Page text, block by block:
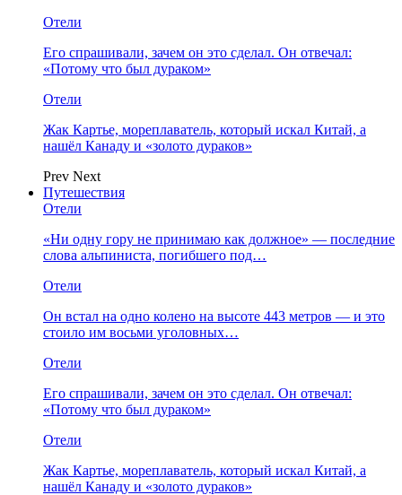
Отели
Его спрашивали, зачем он это сделал. Он отвечал:
«Потому что был дураком»
Отели
Жак Картье, мореплаватель, который искал Китай, а
нашёл Канаду и «золото дураков»
Prev Next
Путешествия
Отели
«Ни одну гору не принимаю как должное» — последние
слова альпиниста, погибшего под…
Отели
Он встал на одно колено на высоте 443 метров — и это
стоило им восьми уголовных…
Отели
Его спрашивали, зачем он это сделал. Он отвечал:
«Потому что был дураком»
Отели
Жак Картье, мореплаватель, который искал Китай, а
нашёл Канаду и «золото дураков»